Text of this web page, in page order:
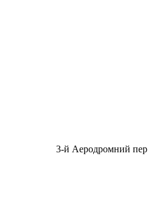
3-й Аеродромний пер